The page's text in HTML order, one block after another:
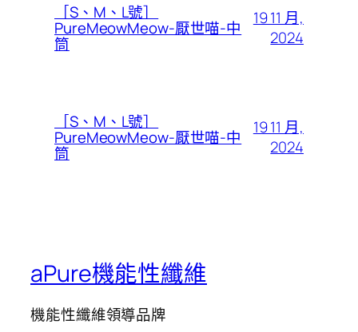
［S、M、L號］
PureMeowMeow-厭世喵-中
筒
19 11 月,
2024
［S、M、L號］
PureMeowMeow-厭世喵-中
筒
19 11 月,
2024
aPure機能性纖維
機能性纖維領導品牌